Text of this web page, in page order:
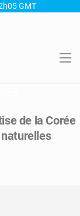
GMT
de la Corée